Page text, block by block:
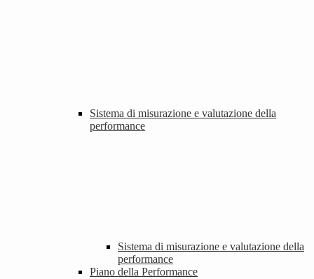
Sistema di misurazione e valutazione della
performance
Sistema di misurazione e valutazione della
performance
Piano della Performance